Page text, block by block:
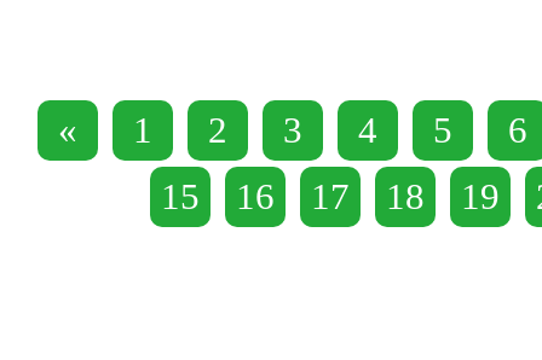
« 1 2 3 4 5
6
15
16 17 18 19